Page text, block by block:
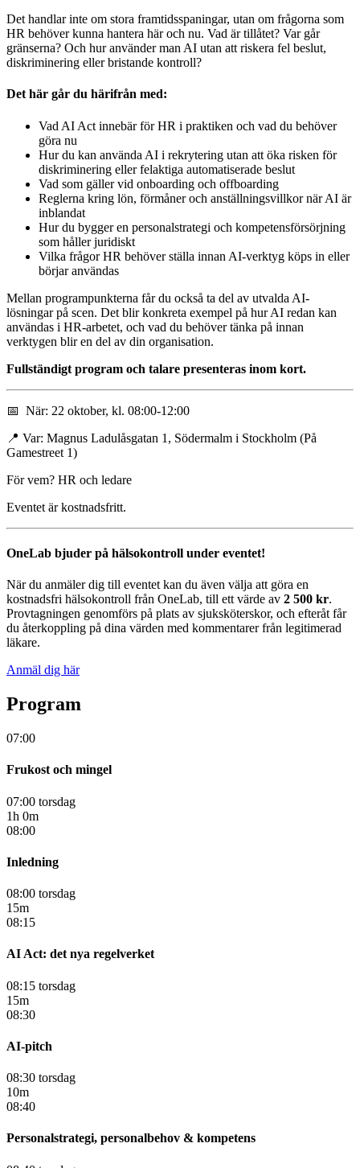
Det handlar inte om stora framtidsspaningar, utan om frågorna som
HR behöver kunna hantera här och nu. Vad är tillåtet? Var går
gränserna? Och hur använder man AI utan att riskera fel beslut,
diskriminering eller bristande kontroll?
Det här går du härifrån med:
Vad AI Act innebär för HR i praktiken och vad du behöver
göra nu
Hur du kan använda AI i rekrytering utan att öka risken för
diskriminering eller felaktiga automatiserade beslut
Vad som gäller vid onboarding och offboarding
Reglerna kring lön, förmåner och anställningsvillkor när AI är
inblandat
Hur du bygger en personalstrategi och kompetensförsörjning
som håller juridiskt
Vilka frågor HR behöver ställa innan AI-verktyg köps in eller
börjar användas
Mellan programpunkterna får du också ta del av utvalda AI-
lösningar på scen. Det blir konkreta exempel på hur AI redan kan
användas i HR-arbetet, och vad du behöver tänka på innan
verktygen blir en del av din organisation.
Fullständigt program och talare presenteras inom kort.
📅 När: 22 oktober, kl. 08:00-12:00
📍 Var: Magnus Ladulåsgatan 1, Södermalm i Stockholm (På
Gamestreet 1)
För vem? HR och ledare
Eventet är kostnadsfritt.
OneLab bjuder på hälsokontroll under eventet!
När du anmäler dig till eventet kan du även välja att göra en
kostnadsfri hälsokontroll från OneLab, till ett värde av 2 500 kr.
Provtagningen genomförs på plats av sjuksköterskor, och efteråt får
du återkoppling på dina värden med kommentarer från legitimerad
läkare.
Anmäl dig här
Program
07:00
Frukost och mingel
07:00 torsdag
1h 0m
08:00
Inledning
08:00 torsdag
15m
08:15
AI Act: det nya regelverket
08:15 torsdag
15m
08:30
AI-pitch
08:30 torsdag
10m
08:40
Personalstrategi, personalbehov & kompetens